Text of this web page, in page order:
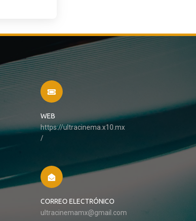
WEB
https://ultracinema.x10.mx
/
CORREO ELECTRÓNICO
ultracinemamx@gmail.com